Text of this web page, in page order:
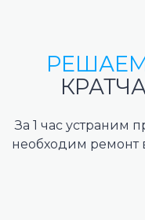
За 1 час устраним
необходим ремонт